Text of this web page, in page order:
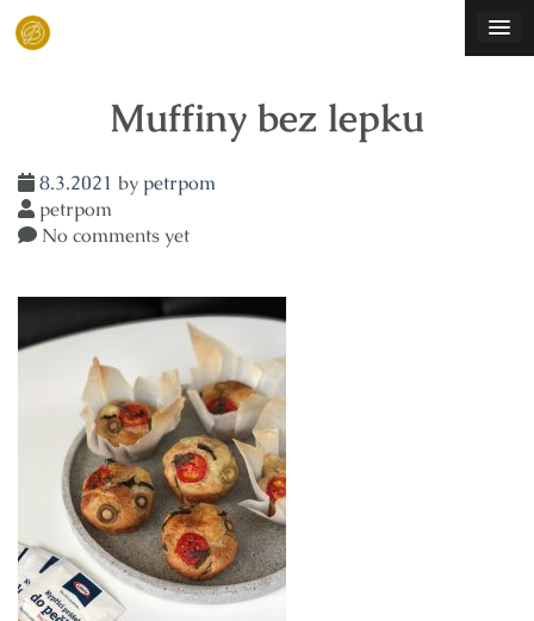
Skip
Muffiny bez lepku
8.3.2021 by petrpom
petrpom
No comments yet